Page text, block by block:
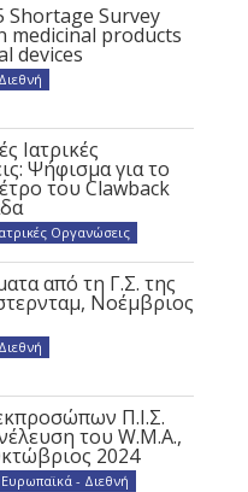
Shortage Survey
medicinal products
devices
Ιατρικές
Ψήφισμα για το
του Clawback
Οργανώσεις
από τη Γ.Σ. της
Νοέμβριος
Π.Ι.Σ.
του W.M.A.,
2024
Ευρωπαϊκά - Διεθνή